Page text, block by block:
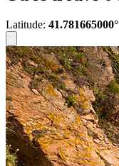
Latitude: 41.781665000°